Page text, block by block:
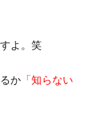
よ。笑
か 「知らない